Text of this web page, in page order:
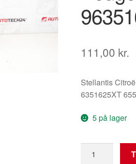
111,00 kr.
Stellantis
6351625XT
5 på lager
Vindueskontakt
Peugeot